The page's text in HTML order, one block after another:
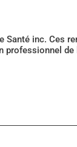
inc. Ces